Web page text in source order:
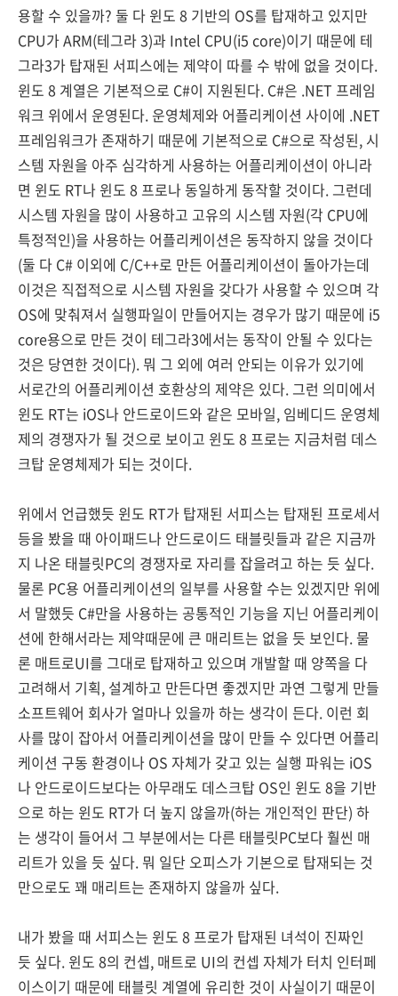
용할 수 있을까? 둘 다 윈도 8 기반의 OS를 탑재하고 있지만
CPU가 ARM(테그라 3)과 Intel CPU(i5 core)이기 때문에 테
그라3가 탑재된 서피스에는 제약이 따를 수 밖에 없을 것이다.
윈도 8 계열은 기본적으로 C#이 지원된다. C#은 .NET 프레임
워크 위에서 운영된다. 운영체제와 어플리케이션 사이에 .NET
프레임워크가 존재하기 때문에 기본적으로 C#으로 작성된, 시
스템 자원을 아주 심각하게 사용하는 어플리케이션이 아니라
면 윈도 RT나 윈도 8 프로나 동일하게 동작할 것이다. 그런데
시스템 자원을 많이 사용하고 고유의 시스템 자원(각 CPU에
특정적인)을 사용하는 어플리케이션은 동작하지 않을 것이다
(둘 다 C# 이외에 C/C++로 만든 어플리케이션이 돌아가는데
이것은 직접적으로 시스템 자원을 갖다가 사용할 수 있으며 각
OS에 맞춰져서 실행파일이 만들어지는 경우가 많기 때문에 i5
core용으로 만든 것이 테그라3에서는 동작이 안될 수 있다는
것은 당연한 것이다). 뭐 그 외에 여러 안되는 이유가 있기에
서로간의 어플리케이션 호환상의 제약은 있다. 그런 의미에서
윈도 RT는 iOS나 안드로이드와 같은 모바일, 임베디드 운영체
제의 경쟁자가 될 것으로 보이고 윈도 8 프로는 지금처럼 데스
크탑 운영체제가 되는 것이다.
위에서 언급했듯 윈도 RT가 탑재된 서피스는 탑재된 프로세서
등을 봤을 때 아이패드나 안드로이드 태블릿들과 같은 지금까
지 나온 태블릿PC의 경쟁자로 자리를 잡을려고 하는 듯 싶다.
물론 PC용 어플리케이션의 일부를 사용할 수는 있겠지만 위에
서 말했듯 C#만을 사용하는 공통적인 기능을 지닌 어플리케이
션에 한해서라는 제약때문에 큰 매리트는 없을 듯 보인다. 물
론 매트로UI를 그대로 탑재하고 있으며 개발할 때 양쪽을 다
고려해서 기획, 설계하고 만든다면 좋겠지만 과연 그렇게 만들
소프트웨어 회사가 얼마나 있을까 하는 생각이 든다. 이런 회
사를 많이 잡아서 어플리케이션을 많이 만들 수 있다면 어플리
케이션 구동 환경이나 OS 자체가 갖고 있는 실행 파워는 iOS
나 안드로이드보다는 아무래도 데스크탑 OS인 윈도 8을 기반
으로 하는 윈도 RT가 더 높지 않을까(하는 개인적인 판단) 하
는 생각이 들어서 그 부분에서는 다른 태블릿PC보다 훨씬 매
리트가 있을 듯 싶다. 뭐 일단 오피스가 기본으로 탑재되는 것
만으로도 꽤 매리트는 존재하지 않을까 싶다.
내가 봤을 때 서피스는 윈도 8 프로가 탑재된 녀석이 진짜인
듯 싶다. 윈도 8의 컨셉, 매트로 UI의 컨셉 자체가 터치 인터페
이스이기 때문에 태블릿 계열에 유리한 것이 사실이기 때문이